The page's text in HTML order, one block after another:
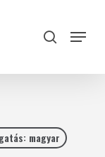
search
Menu
magyar
Close